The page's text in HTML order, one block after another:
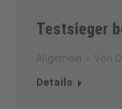
Testsieger
Details